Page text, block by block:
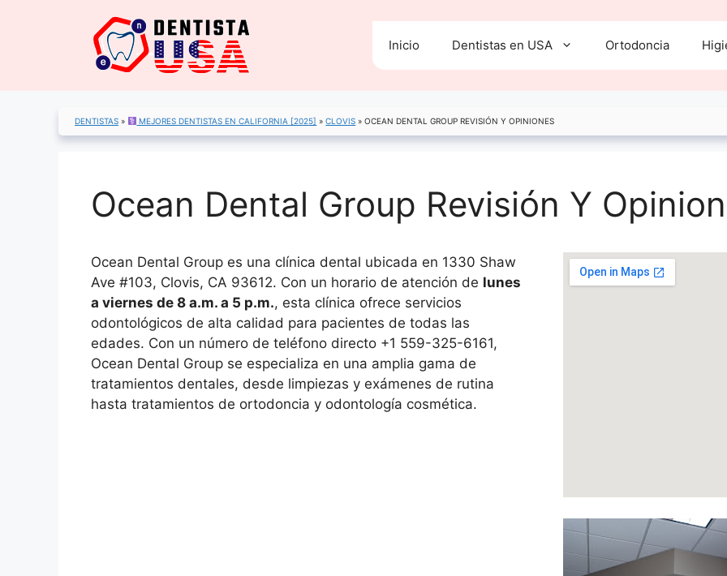
Inicio Dentistas en USA Ortodoncia
DENTISTAS » MEJORES DENTISTAS EN CALIFORNIA [2025] »CLOVIS »OCEAN DENTAL GROUP REVISIÓN Y OPINIONES
Ocean Dental Group Revisión Y
Ocean Dental Group es una clínica dental ubicada en 1330 Shaw
Ave #103, Clovis, CA 93612. Con un horario de atención de lunes
a viernes de 8 a.m. a 5 p.m., esta clínica ofrece servicios
odontológicos de alta calidad para pacientes de todas las
edades. Con un número de teléfono directo +1 559-325-6161,
Ocean Dental Group se especializa en una amplia gama de
tratamientos dentales, desde limpiezas y exámenes de rutina
hasta tratamientos de ortodoncia y odontología cosmética.